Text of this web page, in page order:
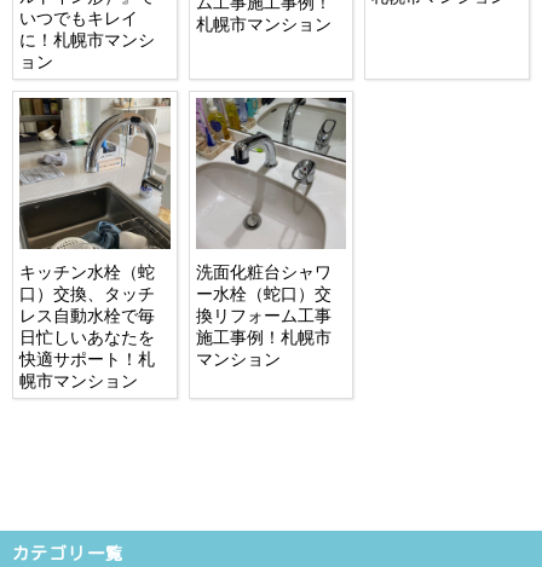
いつでもキレイ
に！札幌市マンシ
ョン
札幌市マンション
キッチン水栓（蛇
口）交換、タッチ
レス自動水栓で毎
日忙しいあなたを
快適サポート！札
幌市マンション
洗面化粧台シャワ
ー水栓（蛇口）交
換リフォーム工事
施工事例！札幌市
マンション
カテゴリ一覧